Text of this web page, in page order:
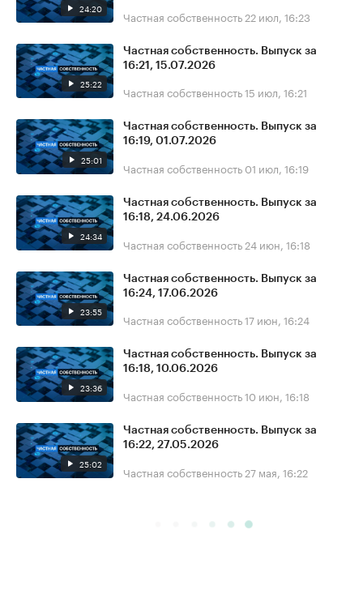
24:20 Частная собственность 22 июл, 16:23
25:22
Частная собственность. Выпуск за
16:21, 15.07.2026
Частная собственность15 июл, 16:21
25:01
Частная собственность. Выпуск за
16:19, 01.07.2026
Частная собственность 01 июл, 16:19
24:34
Частная собственность. Выпуск за
16:18, 24.06.2026
Частная собственность 24 июн, 16:18
23:55
Частная собственность. Выпуск за
16:24, 17.06.2026
Частная собственность17 июн, 16:24
23:36
Частная собственность. Выпуск за
16:18, 10.06.2026
Частная собственность10 июн, 16:18
25:02
Частная собственность. Выпуск за
16:22, 27.05.2026
Частная собственность 27 мая, 16:22